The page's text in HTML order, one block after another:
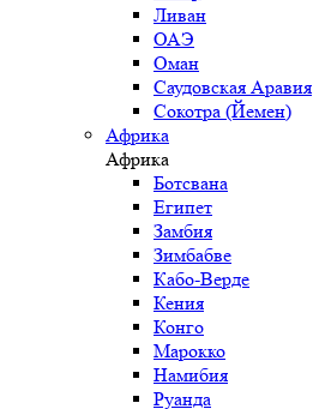
Ливан
ОАЭ
Оман
Саудовская Аравия
Сокотра (Йемен)
Африка
Африка
Ботсвана
Египет
Замбия
Зимбабве
Кабо-Верде
Кения
Конго
Марокко
Намибия
Руанда